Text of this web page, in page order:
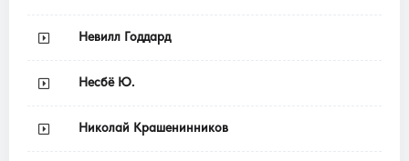
Невилл Годдард
Несбё Ю.
Николай Крашенинников